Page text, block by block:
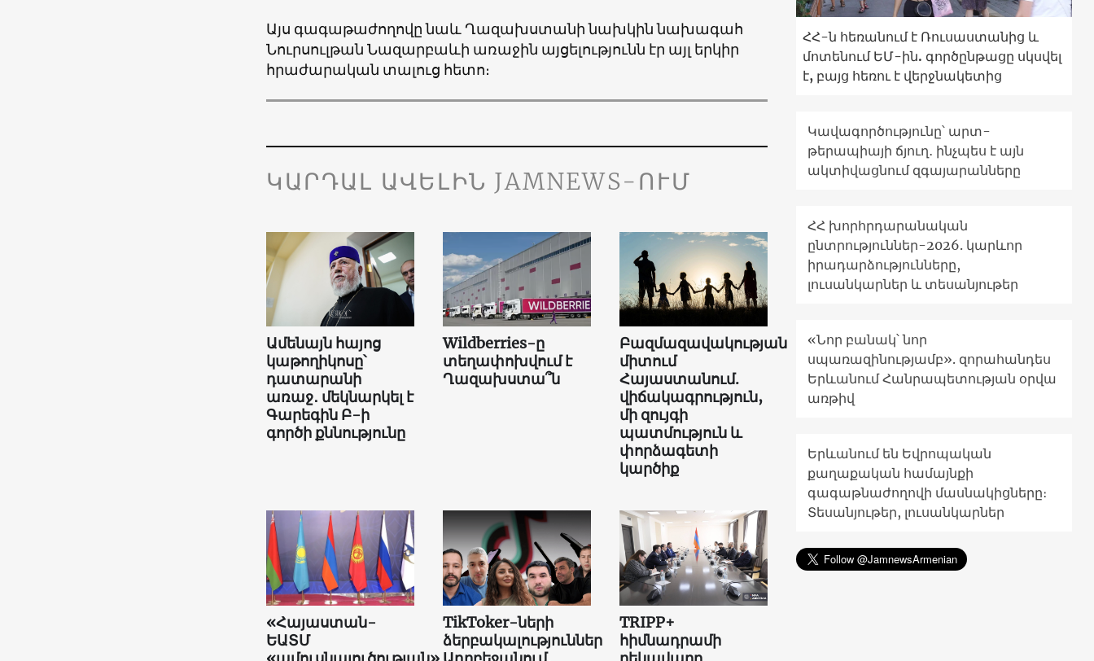
Այս գագաթաժողովը նաև Ղազախստանի նախկին նախագահ
Նուրսուլթան Նազարբաևի առաջին այցելությունն էր այլ երկիր
հրաժարական տալուց հետո։
ԿԱՐԴԱԼ ԱՎԵԼԻՆ JAMNEWS-ՈՒՄ
Ամենայն հայոց
կաթողիկոսը՝
դատարանի
առաջ․ մեկնարկել է
Գարեգին Բ-ի
գործի քննությունը
Wildberries-ը
տեղափոխվում է
Ղազախստա՞ն
Բազմազավակության
միտում
Հայաստանում.
վիճակագրություն,
մի զույգի
պատմություն և
փորձագետի
կարծիք
«Հայաստան-
ԵԱՏՄ
TikToker-ների
ձերբակալություններ
TRIPP+
հիմնադրամի
ՀՀ-ն հեռանում է Ռուսաստանից և
մոտենում ԵՄ-ին. գործընթացը սկսվել
է, բայց հեռու է վերջնակետից
Կավագործությունը՝ արտ-
թերապիայի ճյուղ․ ինչպես է այն
ակտիվացնում զգայարանները
ՀՀ խորհրդարանական
ընտրություններ-2026. կարևոր
իրադարձությունները,
լուսանկարներ և տեսանյութեր
«Նոր բանակ՝ նոր
սպառազինությամբ». զորահանդես
Երևանում Հանրապետության օրվա
առթիվ
Երևանում են Եվրոպական
քաղաքական համայնքի
գագաթնաժողովի մասնակիցները։
Տեսանյութեր, լուսանկարներ